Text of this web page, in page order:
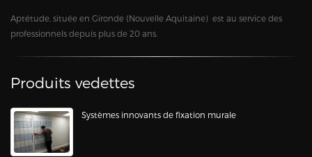
Aptétude, située en Gironde (Nouvelle Aquitaine) est au service des
professionnels depuis plus de 20 ans.
Produits vedettes
Systèmes innovants de fixation murale